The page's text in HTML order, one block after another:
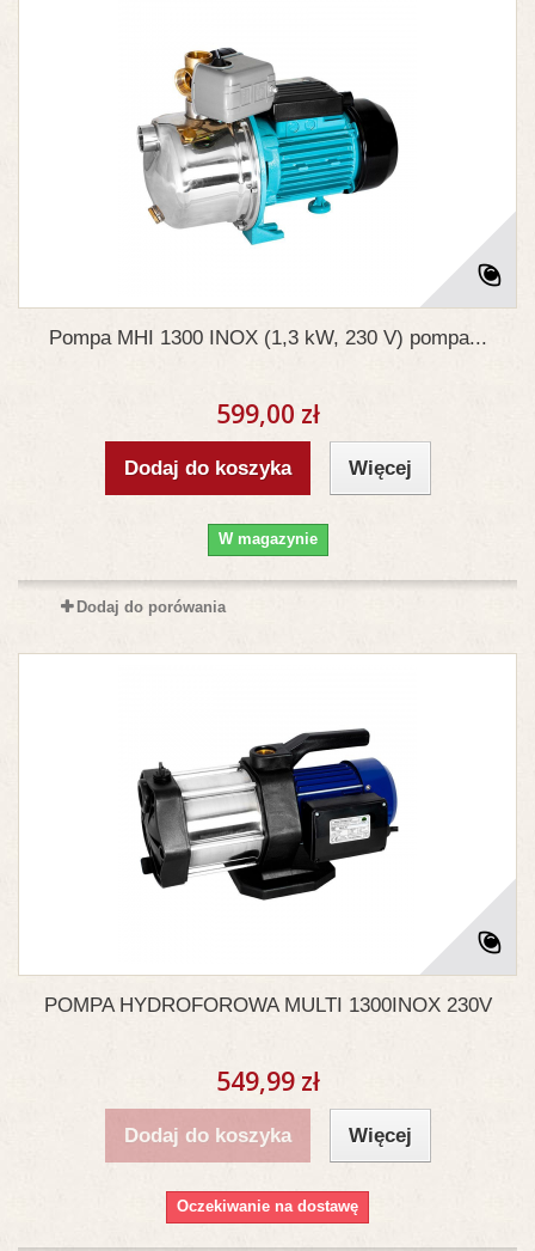
Pompa MHI 1300 INOX (1,3 kW, 230 V) pompa...
599,00 zł
Dodaj do koszyka Więcej
W magazynie
Dodaj do porówania
POMPA HYDROFOROWA MULTI 1300INOX 230V
549,99 zł
Dodaj do koszyka Więcej
Oczekiwanie na dostawę